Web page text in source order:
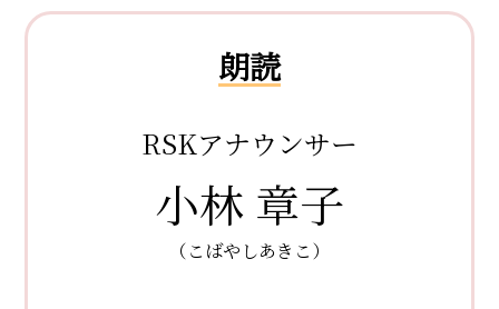
朗読
RSKアナウンサー
小林 章子
（こばやしあきこ）